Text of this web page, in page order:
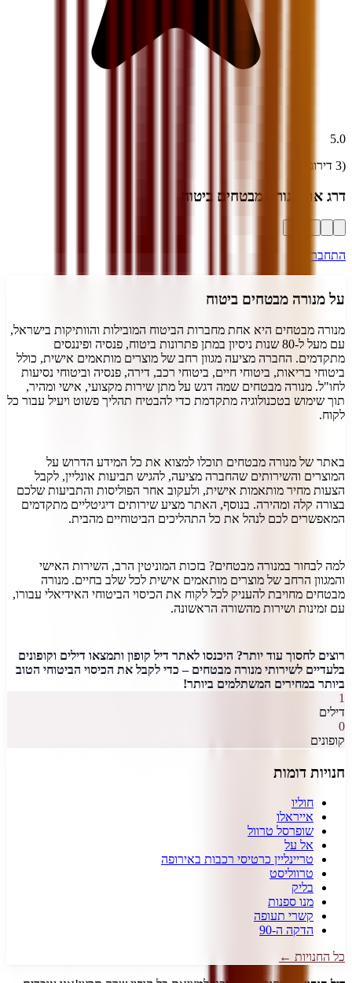
5.0
(
3 דירוגים)
דרג את מנורה מבטחים ביטוח
התחבר
על מנורה מבטחים ביטוח
מנורה מבטחים היא אחת מחברות הביטוח המובילות והוותיקות בישראל,
עם מעל ל-80 שנות ניסיון במתן פתרונות ביטוח, פנסיה ופיננסים
מתקדמים. החברה מציעה מגוון רחב של מוצרים מותאמים אישית, כולל
ביטוחי בריאות, ביטוחי חיים, ביטוחי רכב, דירה, פנסיה וביטוחי נסיעות
לחו"ל. מנורה מבטחים שמה דגש על מתן שירות מקצועי, אישי ומהיר,
תוך שימוש בטכנולוגיה מתקדמת כדי להבטיח תהליך פשוט ויעיל עבור כל
לקוח.
באתר של מנורה מבטחים תוכלו למצוא את כל המידע הדרוש על
המוצרים והשירותים שהחברה מציעה, להגיש תביעות אונליין, לקבל
הצעות מחיר מותאמות אישית, ולעקוב אחר הפוליסות והתביעות שלכם
בצורה קלה ומהירה. בנוסף, האתר מציע שירותים דיגיטליים מתקדמים
המאפשרים לכם לנהל את כל התהליכים הביטוחיים מהבית.
למה לבחור במנורה מבטחים? בזכות המוניטין הרב, השירות האישי
והמגוון הרחב של מוצרים מותאמים אישית לכל שלב בחיים. מנורה
מבטחים מחויבת להעניק לכל לקוח את הכיסוי הביטוחי האידיאלי עבורו,
עם זמינות ושירות מהשורה הראשונה.
רוצים לחסוך עוד יותר? היכנסו לאתר דיל קופון ותמצאו דילים וקופונים
בלעדיים לשירותי מנורה מבטחים – כדי לקבל את הכיסוי הביטוחי הטוב
ביותר במחירים המשתלמים ביותר!
1
דילים
0
קופונים
חנויות דומות
חוליו
אייראלו
שופרסל טרוול
אל על
טריינליין כרטיסי רכבות באירופה
טרווליסט
בליק
מנו ספנות
קשרי תעופה
הדקה ה-90
כל החנויות ←